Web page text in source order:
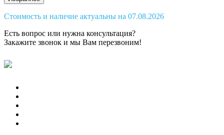
Стоимость и наличие актуальны на 07.08.2026
Есть вопрос или нужна консультация?
Закажите звонок и мы Вам перезвоним!